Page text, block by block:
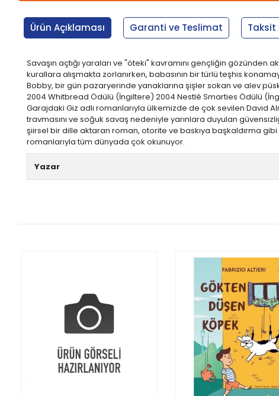
Ürün Açıklaması Garanti ve Teslimat Taksit
Savaşın açtığı yaraları ve "öteki" kavramını gençliğin
kurallara alışmakta zorlanırken, babasının bir türlü teşhis
Bobby, bir gün pazaryerinde yanaklarına şişler sokan ve alev
2004 Whitbread Ödülü (İngiltere) 2004 Nestlé Smarties Ödülü
Garajdaki Giz adlı romanlarıyla ülkemizde de çok sevilen David
travmasını ve soğuk savaş nedeniyle yarınlara duyulan
şiirsel bir dille aktaran roman, otorite ve baskıya başkaldırma gibi
romanlarıyla tüm dünyada çok okunuyor.
Yazar